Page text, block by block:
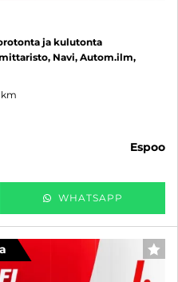
ja kulutonta
Navi, Autom.ilm,
espoo
WHATSAPP